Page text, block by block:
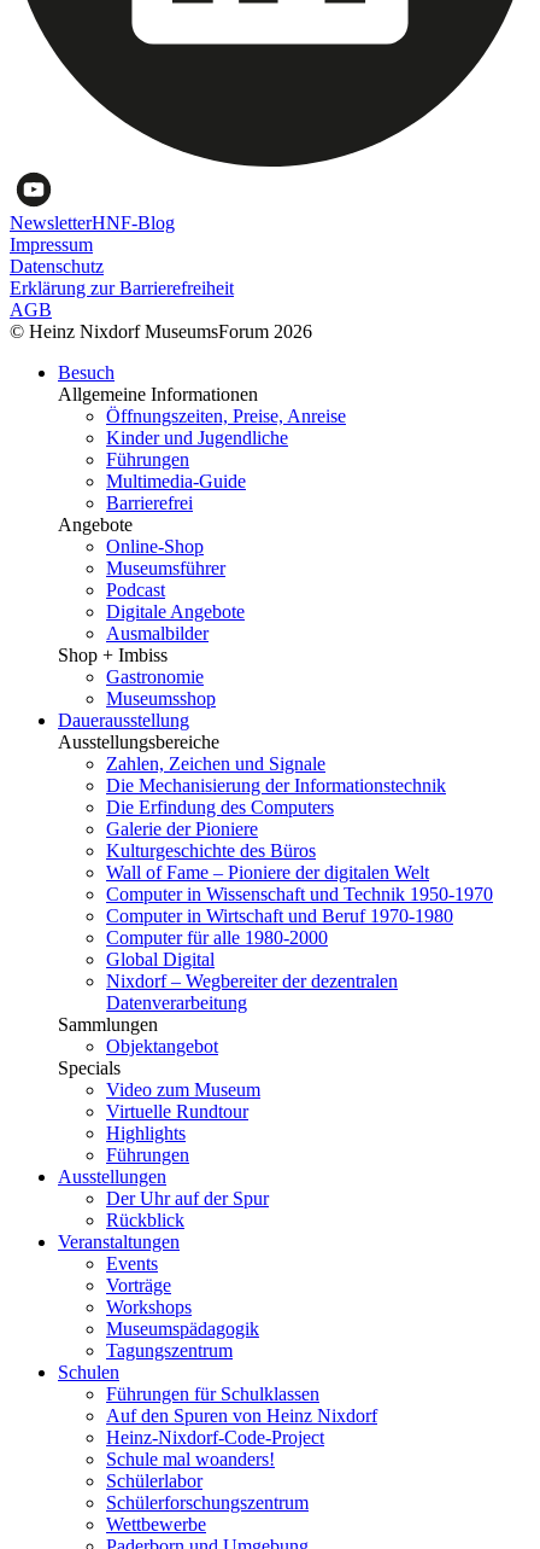
NewsletterHNF-Blog
Impressum
Datenschutz
Erklärung zur Barrierefreiheit
AGB
© Heinz Nixdorf MuseumsForum 2026
Besuch
Allgemeine Informationen
Öffnungszeiten, Preise, Anreise
Kinder und Jugendliche
Führungen
Multimedia-Guide
Barrierefrei
Angebote
Online-Shop
Museumsführer
Podcast
Digitale Angebote
Ausmalbilder
Shop + Imbiss
Gastronomie
Museumsshop
Dauerausstellung
Ausstellungsbereiche
Zahlen, Zeichen und Signale
Die Mechanisierung der Informationstechnik
Die Erfindung des Computers
Galerie der Pioniere
Kulturgeschichte des Büros
Wall of Fame – Pioniere der digitalen Welt
Computer in Wissenschaft und Technik 1950-1970
Computer in Wirtschaft und Beruf 1970-1980
Computer für alle 1980-2000
Global Digital
Nixdorf – Wegbereiter der dezentralen
Datenverarbeitung
Sammlungen
Objektangebot
Specials
Video zum Museum
Virtuelle Rundtour
Highlights
Führungen
Ausstellungen
Der Uhr auf der Spur
Rückblick
Veranstaltungen
Events
Vorträge
Workshops
Museumspädagogik
Tagungszentrum
Schulen
Führungen für Schulklassen
Auf den Spuren von Heinz Nixdorf
Heinz-Nixdorf-Code-Project
Schule mal woanders!
Schülerlabor
Schülerforschungszentrum
Wettbewerbe